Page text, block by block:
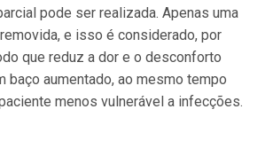
pode ser realizada. Apenas uma
e isso é considerado, por
que reduz a dor e o desconforto
baço aumentado, ao mesmo tempo
menos vulnerável a infecções.